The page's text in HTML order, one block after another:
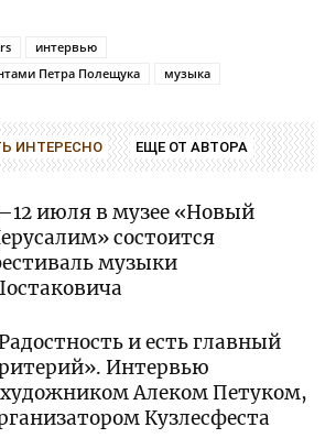
интервью
Петра Полещука
музыка
ИНТЕРЕСНО ЕЩЕ ОТ АВТОРА
июля в музее «Новый
состоится
музыки
и есть главный
Интервью
Алеком Петуком,
Кузлесфеста